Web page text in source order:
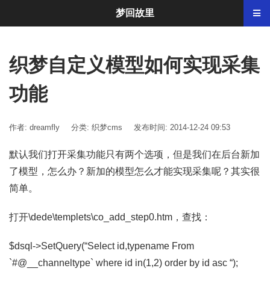
织梦自定义模型如何实现采集
功能
作者: dreamfly 分类: 织梦cms 发布时间: 2014-12-24 09:53
默认我们打开采集功能只有两个选项，但是我们在后台新加
了模型，怎么办？新加的模型怎么才能实现采集呢？其实很
简单。
打开\dede\templets\co_add_step0.htm，查找：
$dsql->SetQuery(“Select id,typename From
`#@__channeltype` where id in(1,2) order by id asc “);
梦回故里